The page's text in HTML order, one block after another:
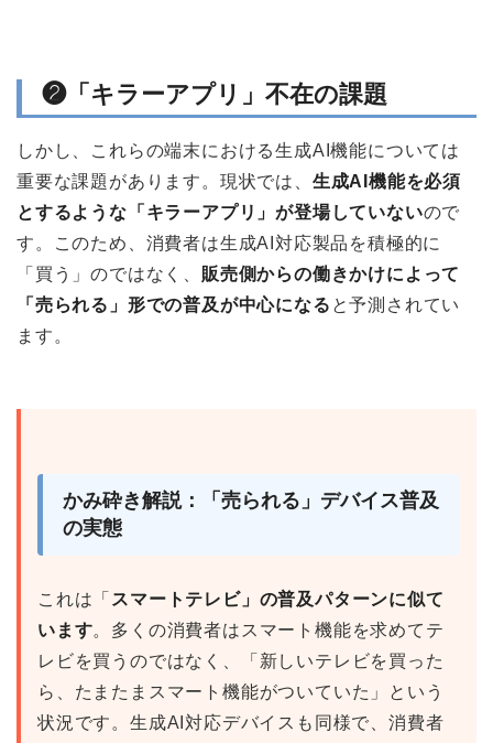
❷「キラーアプリ」不在の課題
しかし、これらの端末における生成AI機能については
重要な課題があります。現状では、 生成AI機能を必須
とするような「キラーアプリ」が登場していないので
す。このため、消費者は生成AI対応製品を積極的に
「買う」のではなく、 販売側からの働きかけによって
「売られる」形での普及が中心になる と予測されてい
ます。
かみ砕き解説：「売られる」デバイス普及
の実態
これは「 スマートテレビ」の普及パターンに似て
います。多くの消費者はスマート機能を求めてテ
レビを買うのではなく、「新しいテレビを買った
ら、たまたまスマート機能がついていた」という
状況です。生成AI対応デバイスも同様で、消費者